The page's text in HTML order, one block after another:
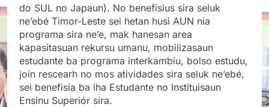
do SUL no Japaun). No benefisius sira seluk
ne’ebé Timor-Leste sei hetan husi AUN nia
programa sira ne’e, mak hanesan area
kapasitasuan rekursu umanu, mobilizasaun
estudante ba programa interkambiu, bolso estudu,
join rescearh no mos atividades sira seluk ne’ebé,
sei benefisia ba iha Estudante no Instituisaun
Ensinu Superiór sira.